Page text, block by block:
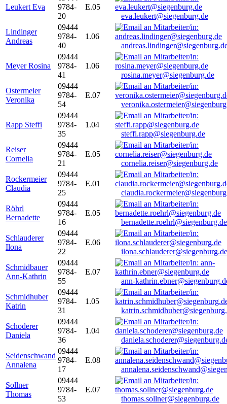
Leukert Eva
9784-
20
E.05
eva.leukert@siegenburg.de
Lindinger
Andreas
09444
9784-
40
1.06
Meyer Rosina
09444
9784-
41
1.06
rosina.meyer@siegenburg.de
Ostermeier
Veronika
09444
9784-
54
E.07
Rapp Steffi
09444
9784-
35
1.04
steffi.rapp@siegenburg.de
Reiser
Cornelia
09444
9784-
21
E.05
cornelia.reiser@siegenburg.de
Rockermeier
Claudia
09444
9784-
25
E.01
Röhrl
Bernadette
09444
9784-
16
E.05
bernadette.roehrl@siegenburg.de
Schlauderer
Ilona
09444
9784-
22
E.06
ilona.schlauderer@siegenburg.de
Schmidbauer
Ann-Kathrin
09444
9784-
55
E.07
ann-
Schmidhuber
Katrin
09444
9784-
31
1.05
Schoderer
Daniela
09444
9784-
36
1.04
Seidenschwand
Annalena
09444
9784-
17
E.08
Sollner
Thomas
09444
9784-
53
E.07
thomas.sollner@siegenburg.de